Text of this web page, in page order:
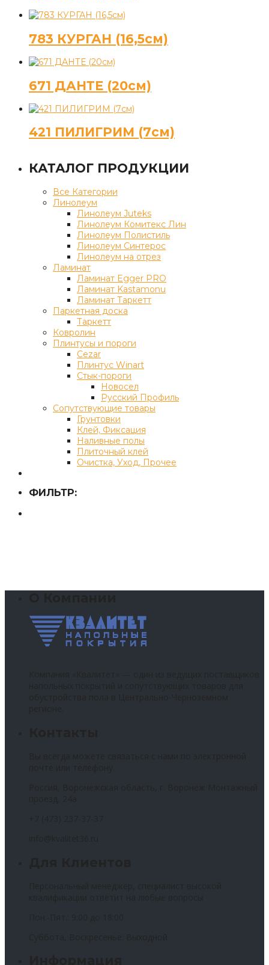
783 КУРГАН (16,5см)
671 ДАНТЕ (20см)
421 ПИЛИГРИМ (7см)
КАТАЛОГ ПРОДУКЦИИ
Все Категории
Линолеум
Линолеум Juteks
Линолеум Комитекс Лин
Линолеум Полистиль
Линолеум Синтерос
Линолеум на отрез
Ламинат
Ламинат Egger PRO
Ламинат Kastamonu
Ламинат Таркетт
Паркетная доска
Таркетт
Ковролин
Плинтусы и пороги
Cezar
Плинтус Winart
Стык-пороги
Новосел
Русский Профиль
Сопутствующие товары
Грунтовки
Клей, Фиксация
Наливные полы
Плиточный клей
Очистка, Уход, Прочее
ФИЛЬТР: